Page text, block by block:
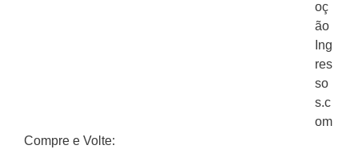
oç
ão
Ing
res
so
s.c
om
Compre e Volte: